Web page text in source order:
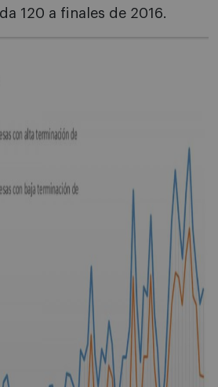
120 a finales de 2016.